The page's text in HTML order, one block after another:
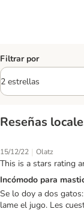
Filtrar por
Reseñas
15/12/22 | Olatz
This is a stars rating
Incómodo para
Se lo doy a dos
lame el jugo. Les